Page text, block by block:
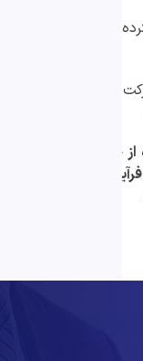
از خدمات را
باید با توجه به
از خدمات شرکت همیار
ترخیص کالا را به